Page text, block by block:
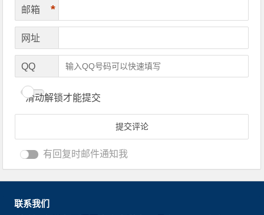
邮箱 *
网址
QQ
滑动解锁才能提交
有回复时邮件通知我
联系我们